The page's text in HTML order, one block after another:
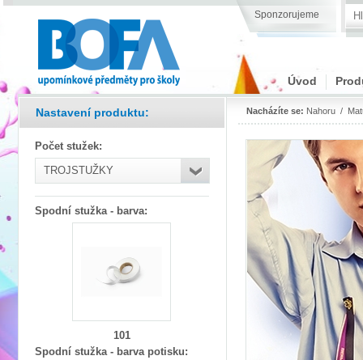
Sponzorujeme
Úvod
Nastavení produktu:
Počet stužek:
TROJSTUŽKY
Spodní stužka - barva:
101
Spodní stužka - barva potisku:
Nacházíte se: Nahoru/